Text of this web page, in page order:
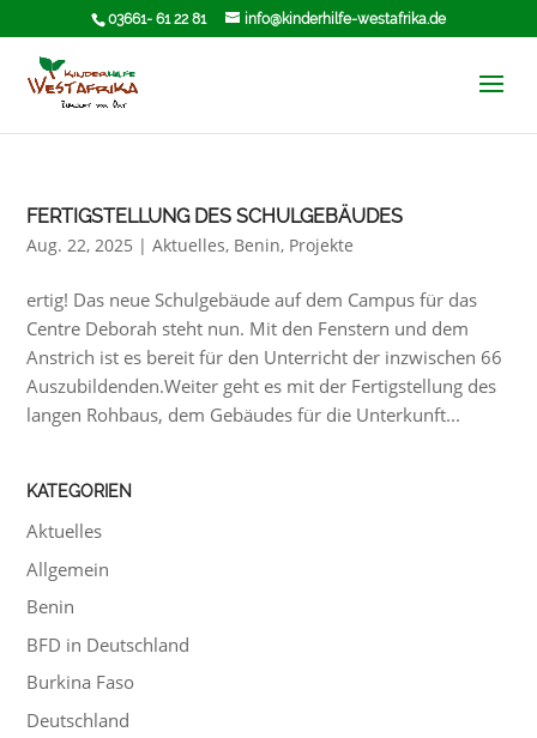
03661- 61 22 81 info@kinderhilfe-westafrika.de
FERTIGSTELLUNG DES SCHULGEBÄUDES
Aug. 22, 2025 |Aktuelles, Benin, Projekte
ertig! Das neue Schulgebäude auf dem Campus für das
Centre Deborah steht nun. Mit den Fenstern und dem
Anstrich ist es bereit für den Unterricht der inzwischen 66
Auszubildenden.Weiter geht es mit der Fertigstellung des
langen Rohbaus, dem Gebäudes für die Unterkunft...
KATEGORIEN
Aktuelles
Allgemein
Benin
BFD in Deutschland
Burkina Faso
Deutschland